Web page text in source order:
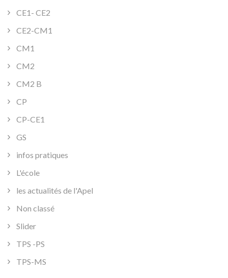
CE1- CE2
CE2-CM1
CM1
CM2
CM2 B
CP
CP-CE1
GS
infos pratiques
L'école
les actualités de l'Apel
Non classé
Slider
TPS -PS
TPS-MS